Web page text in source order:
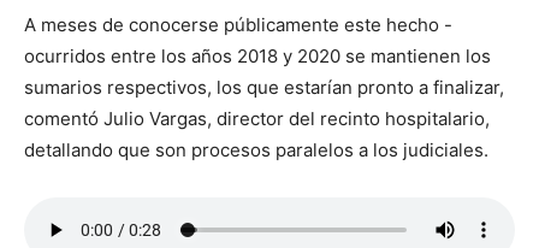
A meses de conocerse públicamente este hecho -
ocurridos entre los años 2018 y 2020 se mantienen los
sumarios respectivos, los que estarían pronto a finalizar,
comentó Julio Vargas, director del recinto hospitalario,
detallando que son procesos paralelos a los judiciales.